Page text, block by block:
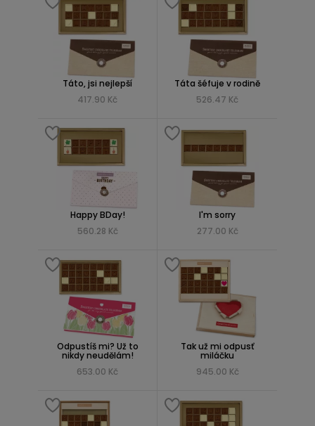
Táto, jsi nejlepší
417.90 Kč
Táta šéfuje v rodině
526.47 Kč
Happy BDay!
560.28 Kč
I'm sorry
277.00 Kč
Odpustíš mi? Už to
nikdy neudělám!
653.00 Kč
Tak už mi odpusť
miláčku
945.00 Kč